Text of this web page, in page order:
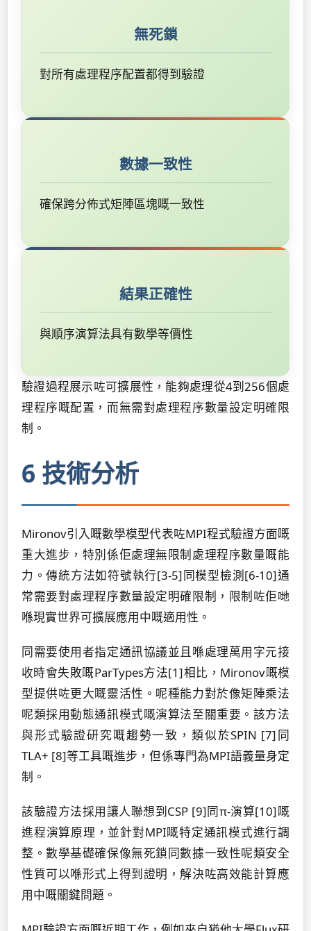
無死鎖
對所有處理程序配置都得到驗證
數據一致性
確保跨分佈式矩陣區塊嘅一致性
結果正確性
與順序演算法具有數學等價性
驗證過程展示咗可擴展性，能夠處理從4到256個處
理程序嘅配置，而無需對處理程序數量設定明確限
制。
6 技術分析
Mironov引入嘅數學模型代表咗MPI程式驗證方面嘅
重大進步，特別係佢處理無限制處理程序數量嘅能
力。傳統方法如符號執行[3-5]同模型檢測[6-10]通
常需要對處理程序數量設定明確限制，限制咗佢哋
喺現實世界可擴展應用中嘅適用性。
同需要使用者指定通訊協議並且喺處理萬用字元接
收時會失敗嘅ParTypes方法[1]相比，Mironov嘅模
型提供咗更大嘅靈活性。呢種能力對於像矩陣乘法
呢類採用動態通訊模式嘅演算法至關重要。該方法
與形式驗證研究嘅趨勢一致，類似於SPIN [7]同
TLA+ [8]等工具嘅進步，但係專門為MPI語義量身定
制。
該驗證方法採用讓人聯想到CSP [9]同π-演算[10]嘅
進程演算原理，並針對MPI嘅特定通訊模式進行調
整。數學基礎確保像無死鎖同數據一致性呢類安全
性質可以喺形式上得到證明，解決咗高效能計算應
用中嘅關鍵問題。